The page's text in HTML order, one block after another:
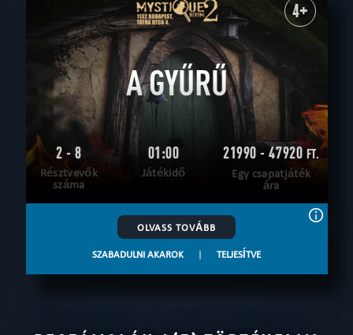
4+
A GYŰRŰ
2 - 8
Résztvevők
száma
01:00
Játékidő
21990 - 47920FT.
Egy csapatjáték
ára
OLVASS TOVÁBB
SZABADULNI AKAROK | TELJESÍTVE